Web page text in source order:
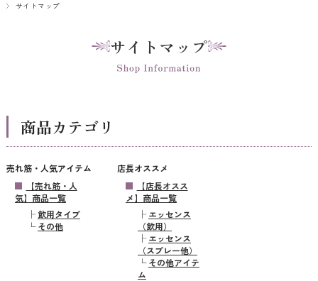
サイトマップ
サイトマップ
商品カテゴリ
売れ筋・人気アイテム
【売れ筋・人
気】商品一覧
├飲用タイプ
└その他
店長オススメ
【店長オスス
メ】商品一覧
├ エッセンス
（飲用）
├ エッセンス
（スプレー他）
└その他アイテ
ム